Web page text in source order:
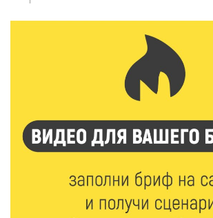
2214
Тверские пенсионеры скажут «спасибо»
603
медиков за их добрые сердца
В Твери росгвардейцы отметили День
физкультурника турниром по